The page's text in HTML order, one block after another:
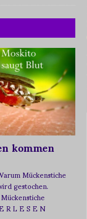
kommen
Mückenstiche
gestochen.
L E S E N